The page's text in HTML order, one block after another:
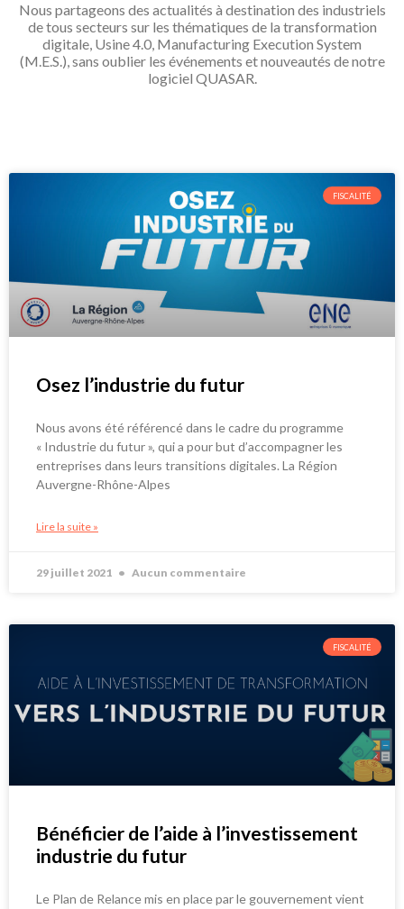
Nous partageons des actualités à destination des industriels
de tous secteurs sur les thématiques de la transformation
digitale, Usine 4.0, Manufacturing Execution System
(M.E.S.), sans oublier les événements et nouveautés de notre
logiciel QUASAR.
FISCALITÉ
Osez l’industrie du futur
Nous avons été référencé dans le cadre du programme
« Industrie du futur », qui a pour but d’accompagner les
entreprises dans leurs transitions digitales. La Région
Auvergne-Rhône-Alpes
Lire la suite »
29 juillet 2021 Aucun commentaire
FISCALITÉ
Bénéficier de l’aide à l’investissement
industrie du futur
Le Plan de Relance mis en place par le gouvernement vient